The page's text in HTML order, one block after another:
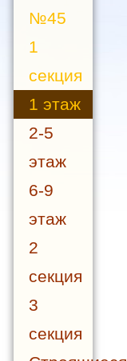
№45
1
секция
1 этаж
2-5
этаж
6-9
этаж
2
секция
3
секция